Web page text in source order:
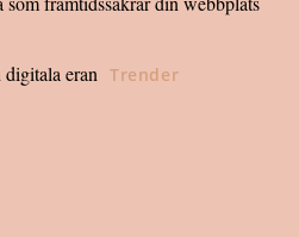
eran Trender